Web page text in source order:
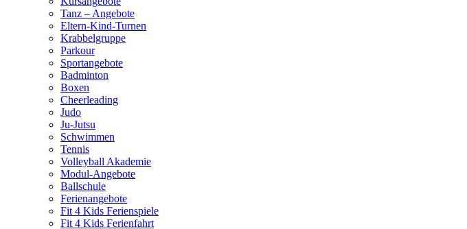
Tanz – Angebote
Eltern-Kind-Turnen
Krabbelgruppe
Parkour
Sportangebote
Badminton
Boxen
Cheerleading
Judo
Ju-Jutsu
Schwimmen
Tennis
Volleyball Akademie
Modul-Angebote
Ballschule
Ferienangebote
Fit 4 Kids Ferienspiele
Fit 4 Kids Ferienfahrt